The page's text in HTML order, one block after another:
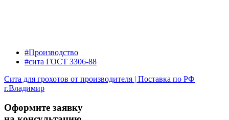
#Производство
#сита ГОСТ 3306-88
Сита для грохотов от производителя | Поставка по РФ
г.Владимир
Оформите заявку